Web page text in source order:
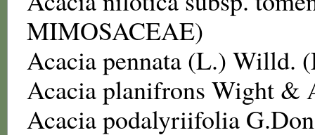
MIMOSACEAE)
Acacia pennata (L.) Willd. (
Acacia planifrons Wight &
Acacia podalyriifolia